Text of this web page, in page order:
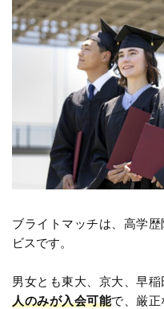
ブライトマッチは、高学
ビスです。
男女とも東大、京大、早
人のみが入会可能で、厳正